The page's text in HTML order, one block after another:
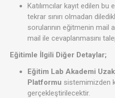
Katılımcılar kayıt edilen
tekrar sınırı olmadan
sorularının eğitmenin mail
mail ile cevaplanmasını
Eğitimle İlgili Diğer Detaylar;
Eğitim Lab Akademi
Platformu sistemimizden
gerçekleştirilecektir.